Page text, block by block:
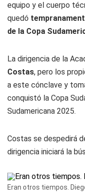
equipo y el cuerpo
quedó
de la Copa
La dirigencia de la
Costas, pero los
a este cónclave y
conquistó la Copa
Sudamericana 2025.
Costas se despedirá
dirigencia iniciará la
Eran otros tiempos.